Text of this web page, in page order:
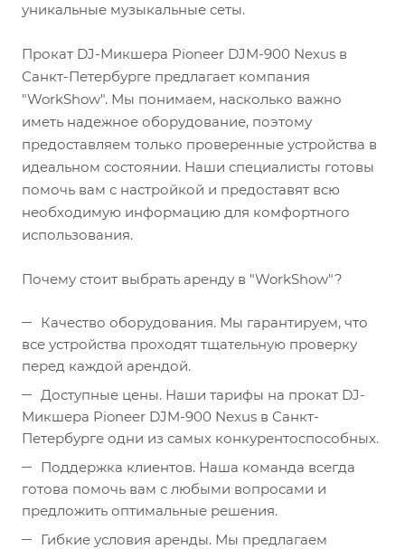
уникальные музыкальные сеты.
Прокат DJ-Микшера Pioneer DJM-900 Nexus в
Санкт-Петербурге предлагает компания
"WorkShow". Мы понимаем, насколько важно
иметь надежное оборудование, поэтому
предоставляем только проверенные устройства в
идеальном состоянии. Наши специалисты готовы
помочь вам с настройкой и предоставят всю
необходимую информацию для комфортного
использования.
Почему стоит выбрать аренду в "WorkShow"?
Качество оборудования. Мы гарантируем, что
все устройства проходят тщательную проверку
перед каждой арендой.
Доступные цены. Наши тарифы на прокат DJ-
Микшера Pioneer DJM-900 Nexus в Санкт-
Петербурге одни из самых конкурентоспособных.
Поддержка клиентов. Наша команда всегда
готова помочь вам с любыми вопросами и
предложить оптимальные решения.
Гибкие условия аренды. Мы предлагаем